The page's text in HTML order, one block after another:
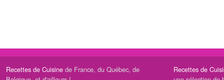
Recettes de Cuisine de France, du Québec, de
Recettes de